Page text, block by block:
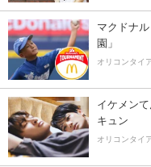
マクドナ
園」
オリコンタイ
イケメン
キュン
オリコンタイ